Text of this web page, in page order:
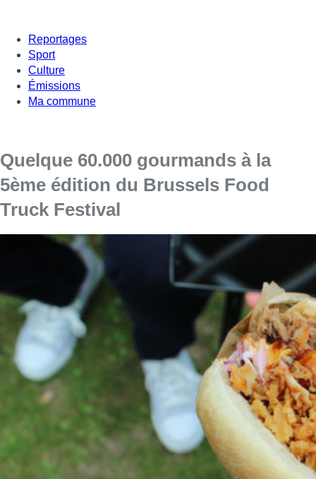
Reportages
Sport
Culture
Émissions
Ma commune
Quelque 60.000 gourmands à la
5ème édition du Brussels Food
Truck Festival